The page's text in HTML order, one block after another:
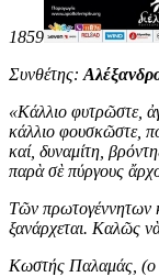
1859
Συνθέτης:
«Κάλλιο φυτρῶστε,
κάλλιο φουσκῶστε,
καί, δυναμίτη,
παρὰ σὲ πύργους
Τῶν πρωτογέννητων
ξανάρχεται. Καλῶς
Κωστής Παλαμάς, (ο